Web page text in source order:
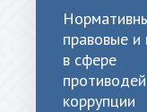
правовые и
в сфере
коррупции